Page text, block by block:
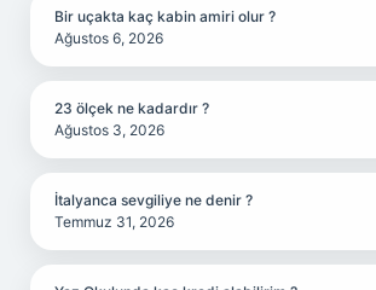
Bir uçakta kaç kabin amiri olur ?
Ağustos 6, 2026
23 ölçek ne kadardır ?
Ağustos 3, 2026
İtalyanca sevgiliye ne denir ?
Temmuz 31, 2026